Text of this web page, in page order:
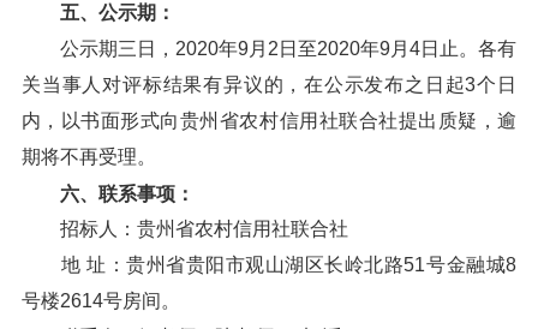
五、公示期：
公示期三日，2020年9月2日至2020年9月4日止。各有
关当事人对评标结果有异议的，在公示发布之日起3个日
内，以书面形式向贵州省农村信用社联合社提出质疑，逾
期将不再受理。
六、联系事项：
招标人：贵州省农村信用社联合社
地 址：贵州省贵阳市观山湖区长岭北路51号金融城8
号楼2614号房间。